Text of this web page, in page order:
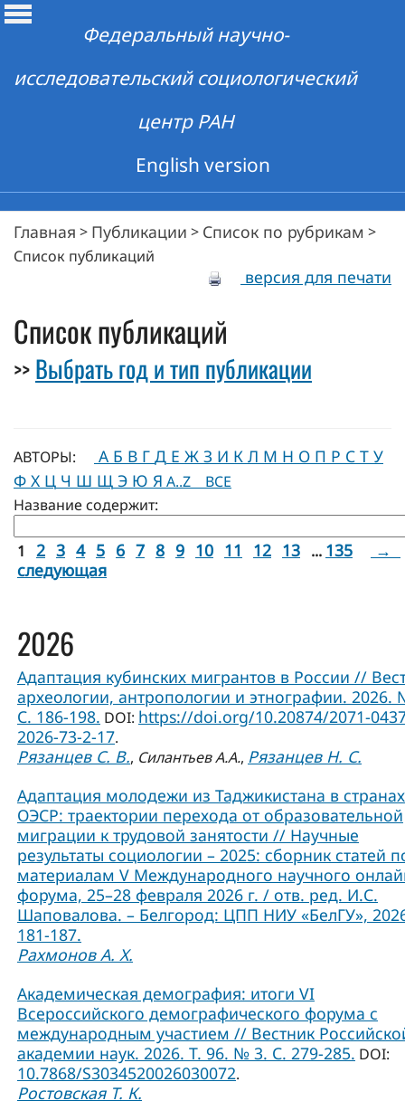
Федеральный научно-
исследовательский социологический
центр РАН
English version
Главная > Публикации > Список по рубрикам >
Список публикаций
версия для печати
Список публикаций
>>Выбрать год и тип публикации
АВТОРЫ: А Б В Г Д Е Ж З И К Л М Н О П Р С Т У
Ф Х Ц Ч Ш Щ Э Ю Я A..Z ВСЕ
Название содержит:
1 2 3 4 5 6 7 8 9 10 11 12 13 ... 135
→
следующая
2026
Адаптация кубинских мигрантов в России //
археологии, антропологии и этнографии. 2026.
С. 186-198. DOI: https://doi.org/10.20874/2071-
2026-73-2-17.
Рязанцев С. В., Силантьев А.А., Рязанцев Н. С.
Адаптация молодежи из Таджикистана в странах
ОЭСР: траектории перехода от образовательной
миграции к трудовой занятости // Научные
результаты социологии – 2025: сборник статей
материалам V Международного научного
форума, 25–28 февраля 2026 г. / отв. ред. И.С.
Шаповалова. – Белгород: ЦПП НИУ «БелГУ»,
181-187.
Рахмонов А. Х.
Академическая демография: итоги VI
Всероссийского демографического форума с
международным участием // Вестник
академии наук. 2026. Т. 96. № 3. С. 279-285. DOI:
10.7868/S3034520026030072.
Ростовская Т. К.